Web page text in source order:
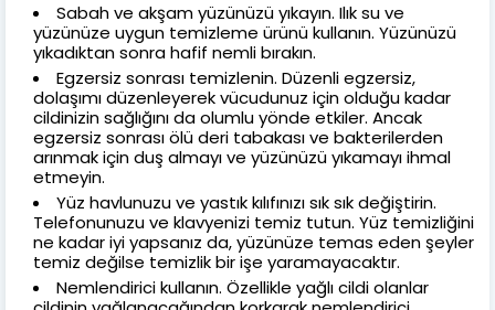
Sabah ve akşam yüzünüzü yıkayın. Ilık su ve
yüzünüze uygun temizleme ürünü kullanın. Yüzünüzü
yıkadıktan sonra hafif nemli bırakın.
Egzersiz sonrası temizlenin. Düzenli egzersiz,
dolaşımı düzenleyerek vücudunuz için olduğu kadar
cildinizin sağlığını da olumlu yönde etkiler. Ancak
egzersiz sonrası ölü deri tabakası ve bakterilerden
arınmak için duş almayı ve yüzünüzü yıkamayı ihmal
etmeyin.
Yüz havlunuzu ve yastık kılıfınızı sık sık değiştirin.
Telefonunuzu ve klavyenizi temiz tutun. Yüz temizliğini
ne kadar iyi yapsanız da, yüzünüze temas eden şeyler
temiz değilse temizlik bir işe yaramayacaktır.
Nemlendirici kullanın. Özellikle yağlı cildi olanlar